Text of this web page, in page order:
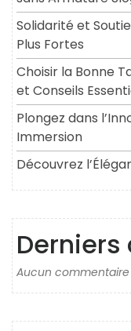
Solidarité et
Plus Fortes
Choisir la Bonne
et Conseils
Plongez dans
Immersion
Découvrez
Aucun